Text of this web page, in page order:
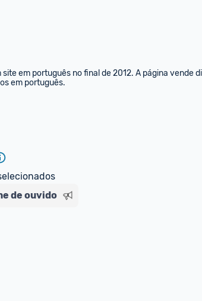
em português no final de 2012. A página vende
em português.
de ouvido